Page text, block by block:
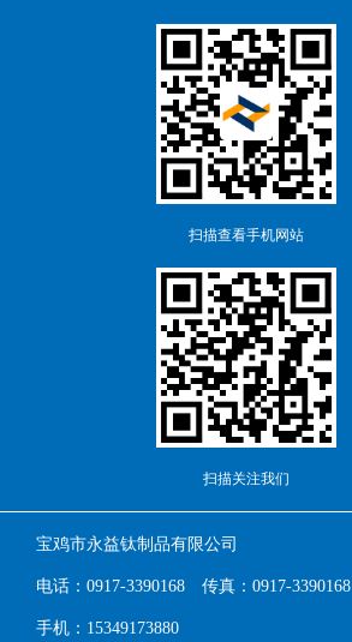
扫描查看手机网站
扫描关注我们
宝鸡市永益钛制品有限公司
电话：0917-3390168 传真：0917-3390168
手机：15349173880